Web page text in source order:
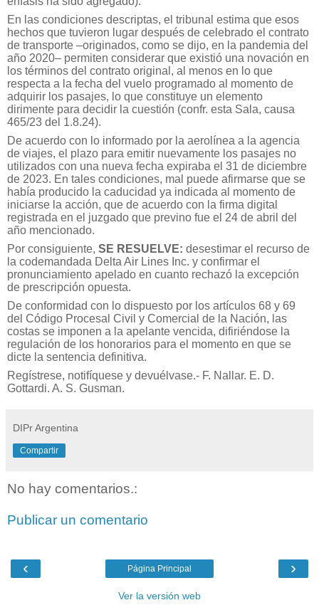
En las condiciones descriptas, el tribunal estima que esos
hechos que tuvieron lugar después de celebrado el contrato
de transporte –originados, como se dijo, en la pandemia del
año 2020– permiten considerar que existió una novación en
los términos del contrato original, al menos en lo que
respecta a la fecha del vuelo programado al momento de
adquirir los pasajes, lo que constituye un elemento
dirimente para decidir la cuestión (confr. esta Sala, causa
465/23 del 1.8.24).
De acuerdo con lo informado por la aerolínea a la agencia
de viajes, el plazo para emitir nuevamente los pasajes no
utilizados con una nueva fecha expiraba el 31 de diciembre
de 2023. En tales condiciones, mal puede afirmarse que se
había producido la caducidad ya indicada al momento de
iniciarse la acción, que de acuerdo con la firma digital
registrada en el juzgado que previno fue el 24 de abril del
año mencionado.
Por consiguiente, SE RESUELVE: desestimar el recurso de
la codemandada Delta Air Lines Inc. y confirmar el
pronunciamiento apelado en cuanto rechazó la excepción
de prescripción opuesta.
De conformidad con lo dispuesto por los artículos 68 y 69
del Código Procesal Civil y Comercial de la Nación, las
costas se imponen a la apelante vencida, difiriéndose la
regulación de los honorarios para el momento en que se
dicte la sentencia definitiva.
Regístrese, notifíquese y devuélvase.- F. Nallar. E. D.
Gottardi. A. S. Gusman.
DIPr Argentina
Compartir
No hay comentarios.:
Publicar un comentario
‹ ›
Página Principal
Ver la versión web